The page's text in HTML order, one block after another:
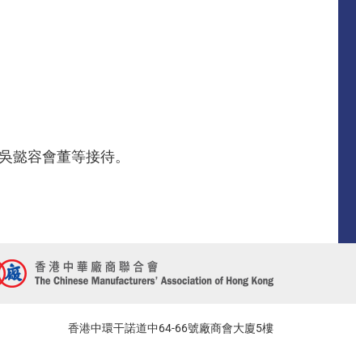
容會董等接待。
香港中環干諾道中64-66號廠商會大廈5樓